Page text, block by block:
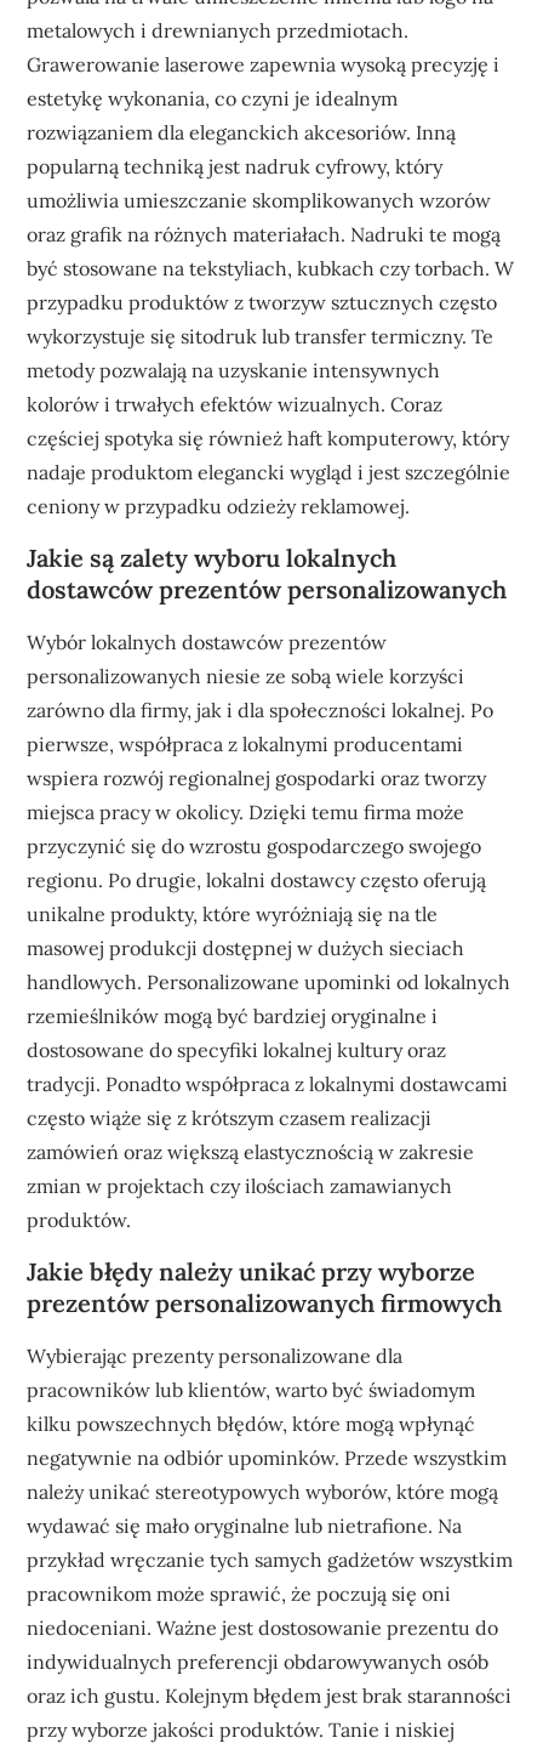
metalowych i drewnianych przedmiotach.
Grawerowanie laserowe zapewnia wysoką precyzję i
estetykę wykonania, co czyni je idealnym
rozwiązaniem dla eleganckich akcesoriów. Inną
popularną techniką jest nadruk cyfrowy, który
umożliwia umieszczanie skomplikowanych wzorów
oraz grafik na różnych materiałach. Nadruki te mogą
być stosowane na tekstyliach, kubkach czy torbach. W
przypadku produktów z tworzyw sztucznych często
wykorzystuje się sitodruk lub transfer termiczny. Te
metody pozwalają na uzyskanie intensywnych
kolorów i trwałych efektów wizualnych. Coraz
częściej spotyka się również haft komputerowy, który
nadaje produktom elegancki wygląd i jest szczególnie
ceniony w przypadku odzieży reklamowej.
Jakie są zalety wyboru lokalnych
dostawców prezentów personalizowanych
Wybór lokalnych dostawców prezentów
personalizowanych niesie ze sobą wiele korzyści
zarówno dla firmy, jak i dla społeczności lokalnej. Po
pierwsze, współpraca z lokalnymi producentami
wspiera rozwój regionalnej gospodarki oraz tworzy
miejsca pracy w okolicy. Dzięki temu firma może
przyczynić się do wzrostu gospodarczego swojego
regionu. Po drugie, lokalni dostawcy często oferują
unikalne produkty, które wyróżniają się na tle
masowej produkcji dostępnej w dużych sieciach
handlowych. Personalizowane upominki od lokalnych
rzemieślników mogą być bardziej oryginalne i
dostosowane do specyfiki lokalnej kultury oraz
tradycji. Ponadto współpraca z lokalnymi dostawcami
często wiąże się z krótszym czasem realizacji
zamówień oraz większą elastycznością w zakresie
zmian w projektach czy ilościach zamawianych
produktów.
Jakie błędy należy unikać przy wyborze
prezentów personalizowanych firmowych
Wybierając prezenty personalizowane dla
pracowników lub klientów, warto być świadomym
kilku powszechnych błędów, które mogą wpłynąć
negatywnie na odbiór upominków. Przede wszystkim
należy unikać stereotypowych wyborów, które mogą
wydawać się mało oryginalne lub nietrafione. Na
przykład wręczanie tych samych gadżetów wszystkim
pracownikom może sprawić, że poczują się oni
niedoceniani. Ważne jest dostosowanie prezentu do
indywidualnych preferencji obdarowywanych osób
oraz ich gustu. Kolejnym błędem jest brak staranności
przy wyborze jakości produktów. Tanie i niskiej